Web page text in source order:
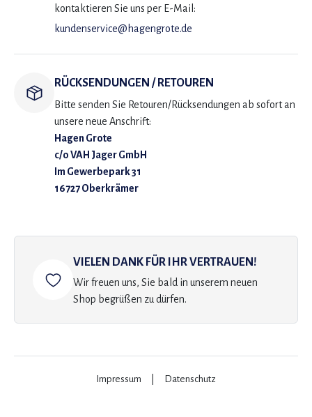
kontaktieren Sie uns per E-Mail:
kundenservice@hagengrote.de
RÜCKSENDUNGEN / RETOUREN
Bitte senden Sie Retouren/Rücksendungen ab sofort an
unsere neue Anschrift:
Hagen Grote
c/o VAH Jager GmbH
Im Gewerbepark 31
16727 Oberkrämer
VIELEN DANK FÜR IHR VERTRAUEN!
Wir freuen uns, Sie bald in unserem neuen
Shop begrüßen zu dürfen.
Impressum Datenschutz